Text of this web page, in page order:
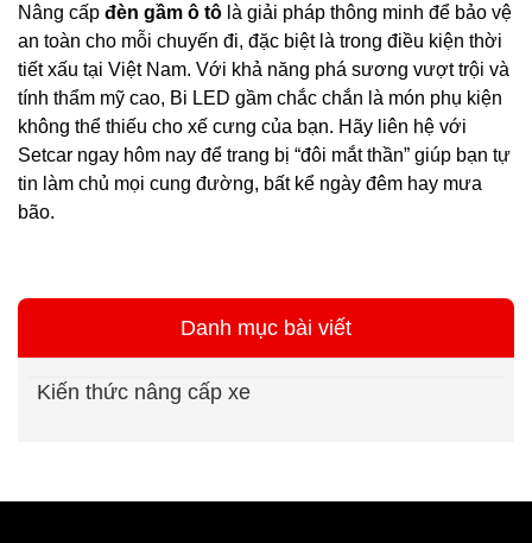
Nâng cấp đèn gầm ô tô là giải pháp thông minh để bảo vệ
an toàn cho mỗi chuyến đi, đặc biệt là trong điều kiện thời
tiết xấu tại Việt Nam. Với khả năng phá sương vượt trội và
tính thẩm mỹ cao, Bi LED gầm chắc chắn là món phụ kiện
không thể thiếu cho xế cưng của bạn. Hãy liên hệ với
Setcar ngay hôm nay để trang bị “đôi mắt thần” giúp bạn tự
tin làm chủ mọi cung đường, bất kể ngày đêm hay mưa
bão.
Danh mục bài viết
Kiến thức nâng cấp xe